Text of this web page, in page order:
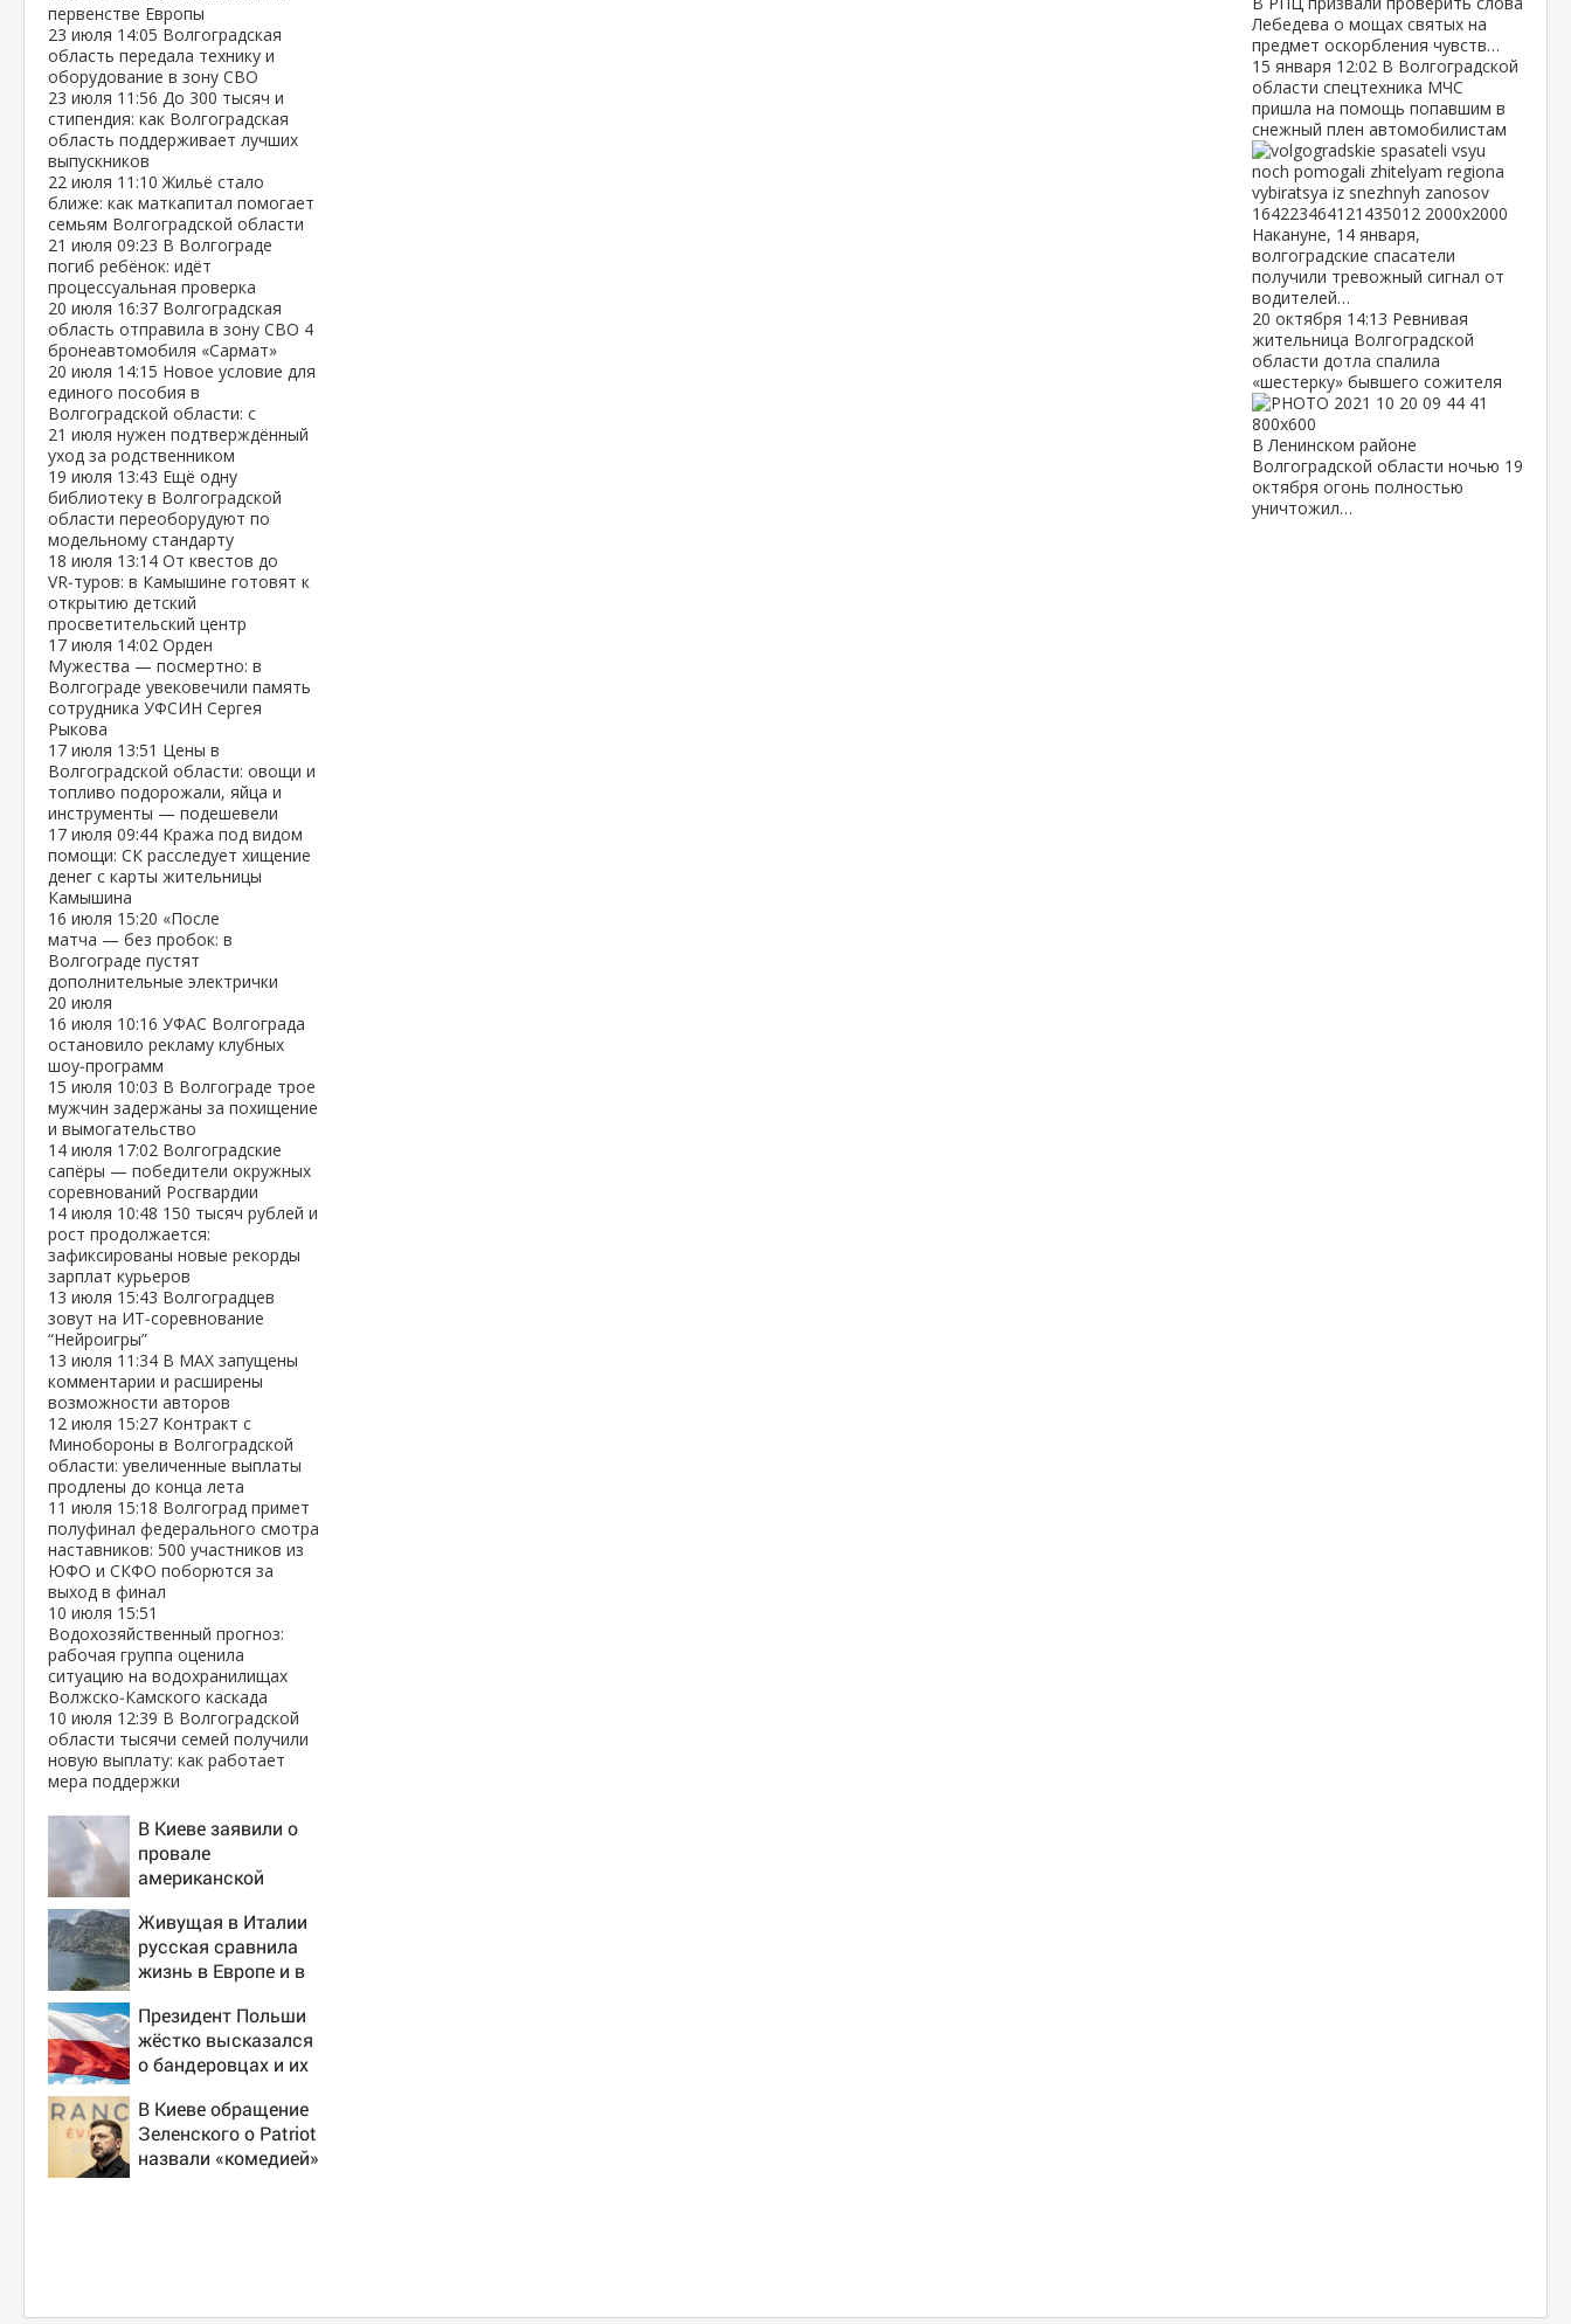
первенстве Европы
23 июля 14:05 Волгоградская
область передала технику и
оборудование в зону СВО
23 июля 11:56 До 300 тысяч и
стипендия: как Волгоградская
область поддерживает лучших
выпускников
22 июля 11:10Жильё стало
ближе: как маткапитал помогает
семьям Волгоградской области
21 июля 09:23 В Волгограде
погиб ребёнок: идёт
процессуальная проверка
20 июля 16:37 Волгоградская
область отправила в зону СВО 4
бронеавтомобиля «Сармат»
20 июля 14:15 Новое условие для
единого пособия в
Волгоградской области: с
21 июля нужен подтверждённый
уход за родственником
19 июля 13:43 Ещё одну
библиотеку в Волгоградской
области переоборудуют по
модельному стандарту
18 июля 13:14 От квестов до
VR‑туров: в Камышине готовят к
открытию детский
просветительский центр
17 июля 14:02 Орден
Мужества — посмертно: в
Волгограде увековечили память
сотрудника УФСИН Сергея
Рыкова
17 июля 13:51 Цены в
Волгоградской области: овощи и
топливо подорожали, яйца и
инструменты — подешевели
17 июля 09:44 Кража под видом
помощи: СК расследует хищение
денег с карты жительницы
Камышина
16 июля 15:20 «После
матча — без пробок: в
Волгограде пустят
дополнительные электрички
20 июля
16 июля 10:16 УФАС Волгограда
остановило рекламу клубных
шоу‑программ
15 июля 10:03 В Волгограде трое
мужчин задержаны за похищение
и вымогательство
14 июля 17:02 Волгоградские
сапёры — победители окружных
соревнований Росгвардии
14 июля 10:48 150 тысяч рублей и
рост продолжается:
зафиксированы новые рекорды
зарплат курьеров
13 июля 15:43 Волгоградцев
зовут на ИТ‑соревнование
“Нейроигры”
13 июля 11:34 В МАХ запущены
комментарии и расширены
возможности авторов
12 июля 15:27 Контракт с
Минобороны в Волгоградской
области: увеличенные выплаты
продлены до конца лета
11 июля 15:18 Волгоград примет
полуфинал федерального смотра
наставников: 500 участников из
ЮФО и СКФО поборются за
выход в финал
10 июля 15:51
Водохозяйственный прогноз:
рабочая группа оценила
ситуацию на водохранилищах
Волжско‑Камского каскада
10 июля 12:39 В Волгоградской
области тысячи семей получили
новую выплату: как работает
мера поддержки
В Киеве заявили о
провале
американской
лучника» против
России
Живущая в Италии
русская сравнила
жизнь в Европе и в
Президент Польши
жёстко высказался
о бандеровцах и их
В Киеве обращение
Зеленского о Patriot
назвали «комедией»
Лебедева о мощах святых на
предмет оскорбления чувств…
15 января 12:02 В Волгоградской
области спецтехника МЧС
пришла на помощь попавшим в
снежный плен автомобилистам
Накануне, 14 января,
волгоградские спасатели
получили тревожный сигнал от
водителей…
20 октября 14:13 Ревнивая
жительница Волгоградской
области дотла спалила
«шестерку» бывшего сожителя
В Ленинском районе
Волгоградской области ночью 19
октября огонь полностью
уничтожил…